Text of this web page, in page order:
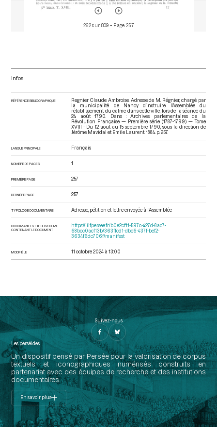
262 sur 809 • Page 257
Infos
RÉFÉRENCE BIBLIOGRAPHIQUE
Regnier Claude Ambroise. Adresse de M. Régnier, chargé par
la municipalité de Nancy d'instruire l'Assemblée du
rétablissement du calme dans cette ville, lors de la séance du
24 août 1790. Dans : Archives parlementaires de la
Révolution Française — Première série (1787-1799) — Tome
XVIII - Du 12 aout au 15 septembre 1790 , sous la direction de
Jérôme Mavidal et Emile Laurent. 1884. p. 257.
LANGUE PRINCIPALE Français
NOMBRE DE PAGES 1
PREMIÈRE PAGE 257
DERNIÈRE PAGE 257
TYPOLOGIE DOCUMENTAIRE Adresse, pétition et lettre envoyée à l’Assemblée
URI DU MANIFEST IIIF DU VOLUME
CONTENANT LE DOCUMENT
https://iiif.persee.fr/b0e2cf11-597c-427d-8ac7-
68bcc0acf13b/363ffcd1-dbc6-437f-bef2-
3634f6dc706f/manifest
MODIFIÉ LE 11 octobre 2024 à 13:00
Suivez-nous
Les perséides
Un dispositif pensé par Persée pour la valorisation de corpus
textuels et iconographiques numérisés construits en
partenariat avec des équipes de recherche et des institutions
documentaires.
En savoir plus